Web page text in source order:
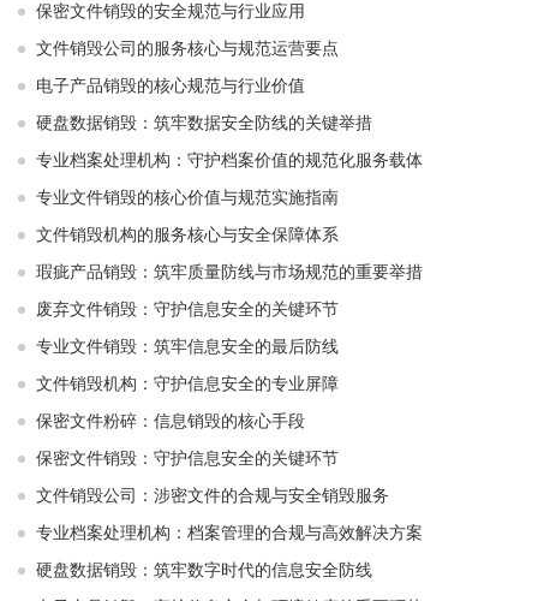
保密文件销毁的安全规范与行业应用
文件销毁公司的服务核心与规范运营要点
电子产品销毁的核心规范与行业价值
硬盘数据销毁：筑牢数据安全防线的关键举措
专业档案处理机构：守护档案价值的规范化服务载体
专业文件销毁的核心价值与规范实施指南
文件销毁机构的服务核心与安全保障体系
瑕疵产品销毁：筑牢质量防线与市场规范的重要举措
废弃文件销毁：守护信息安全的关键环节
专业文件销毁：筑牢信息安全的最后防线
文件销毁机构：守护信息安全的专业屏障
保密文件粉碎：信息销毁的核心手段
保密文件销毁：守护信息安全的关键环节
文件销毁公司：涉密文件的合规与安全销毁服务
专业档案处理机构：档案管理的合规与高效解决方案
硬盘数据销毁：筑牢数字时代的信息安全防线